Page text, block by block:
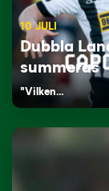
10 JULI
Dubbla
summeras
"Vilken…